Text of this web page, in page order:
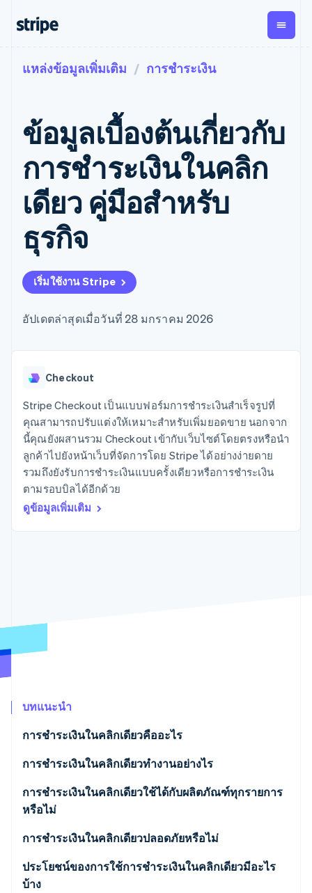
การชำระเงิน
การชำระเงิน
ออนไลน์
Payment links
การชำระเงิน
แบบไม่ต้อง
เขียนโค้ด
Checkout
UI การชำระ
เงินสำเร็จรูป
Elements
องค์ประกอบ UI
วิธีการชำระ
เงิน
มากกว่า 125
Authorization
ยกระดับการ
ชำระเงิน
Link
รวดเร็วขึ้น
รายรับ
รายรับตาม
แบบแผนล่วง
หน้า
Metronome
การเรียกเก็บ
ใช้งาน
การชำระเงิน
ตามรอบบิล
ตามแบบแผน
ล่วงหน้า
Tax
ขายและ VAT
ทำบัญชี
Sigma
รายงานที่
ออกแบบเอง
Data
Pipeline
การซิงค์
การ
Global
เบิกจ่าย
ให้กับ
บุคคลที่
สาม
Atlas
Climate
ดูว่า Stripe กำลังสร้างโครงสร้างพื้นฐานระบบเศรษฐกิจสำหรับ
รับชมเลย
ตามขั้น
ธุรกิจสตาร์ทอัพ
ตามกรณีใช้งาน
การค้าแบบใช้เอเจนต์
อีคอมเมิร์ซ
บริการทางการเงินที่ผสาน
ธุรกิจทั่วโลก
การชำระเงินในแอป
มาร์เก็ตเพลส
การจัดการเงิน
แพลตฟอร์ม
บริษัท AI
แวดวงครีเอเตอร์
เกม
การบริการ การเดินทาง
และสันทนาการ
ประกันภัย
สื่อและความบันเทิง
องค์กรไม่แสวงผลกำไร
ภาครัฐ
เอกสารประกอบ
ข้อมูลอ้างอิงเกี่ยวกับ API
ไลบรารีและ SDK
Stripe Apps
คู่มือ
รับการชำระเงินออนไลน์
มาร์เก็ตเพลส
จัดการการชำระเงินตาม
รอบบิล
เสนอการเรียกเก็บเงินตาม
การใช้งาน
แหล่งข้อมูล
การเชื่อมต่อการทำงาน
แอป
ตัวอย่างโค้ด
บล็อกของนักพัฒนา
สถานะ API
เรียนรู้
เรื่องราวจากลูกค้า
คู่มือ
การสนับสนุน
รับการสนับสนุน
แพ็กเกจการสนับสนุนที่ได้
การติดต่อ
ติดต่อฝ่ายขาย
สมัครเป็นพาร์ทเนอร์
แหล่งข้อมูลเพิ่มเติม การชำระเงิน
ข้อมูลเบื้องต้นเกี่ยวกับ
การชำระเงินในคลิก
เดียว คู่มือสำหรับ
ธุรกิจ
เริ่มใช้งาน Stripe
อัปเดตล่าสุดเมื่อวันที่ 28 มกราคม 2026
Checkout
Stripe Checkout เป็นแบบฟอร์มการชำระเงินสำเร็จรูปที่
คุณสามารถปรับแต่งให้เหมาะสำหรับเพิ่มยอดขาย นอกจาก
นี้คุณยังผสานรวม Checkout เข้ากับเว็บไซต์โดยตรงหรือนำ
ลูกค้าไปยังหน้าเว็บที่จัดการโดย Stripe ได้อย่างง่ายดาย
รวมถึงยังรับการชำระเงินแบบครั้งเดียวหรือการชำระเงิน
ตามรอบบิลได้อีกด้วย
ดูข้อมูลเพิ่มเติม
บทแนะนำ
การชำระเงินในคลิกเดียวคืออะไร
การชำระเงินในคลิกเดียวทำงานอย่างไร
การชำระเงินในคลิกเดียวใช้ได้กับผลิตภัณฑ์ทุกรายการ
หรือไม่
การชำระเงินในคลิกเดียวปลอดภัยหรือไม่
ประโยชน์ของการใช้การชำระเงินในคลิกเดียวมีอะไร
บ้าง